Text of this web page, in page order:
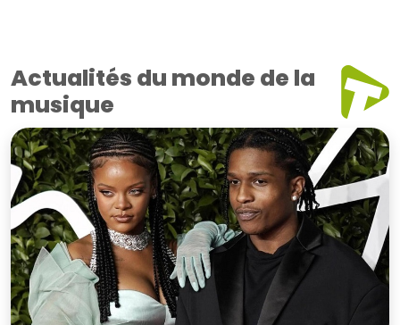
Actualités du monde de la
musique